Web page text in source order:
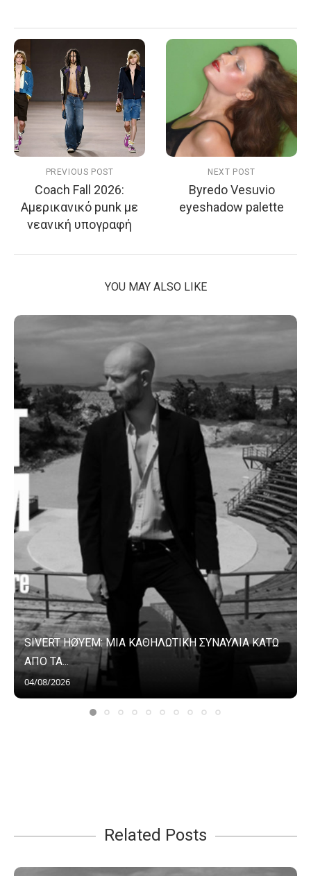
PREVIOUS POST
Coach Fall 2026:
Αμερικανικό punk με
νεανική υπογραφή
NEXT POST
Byredo Vesuvio
eyeshadow palette
YOU MAY ALSO LIKE
SIVERT HØYEM: ΜΙΑ ΚΑΘΗΛΩΤΙΚΗ ΣΥΝΑΥΛΙΑ ΚΑΤΩ
ΑΠΟ ΤΑ...
04/08/2026
Related Posts